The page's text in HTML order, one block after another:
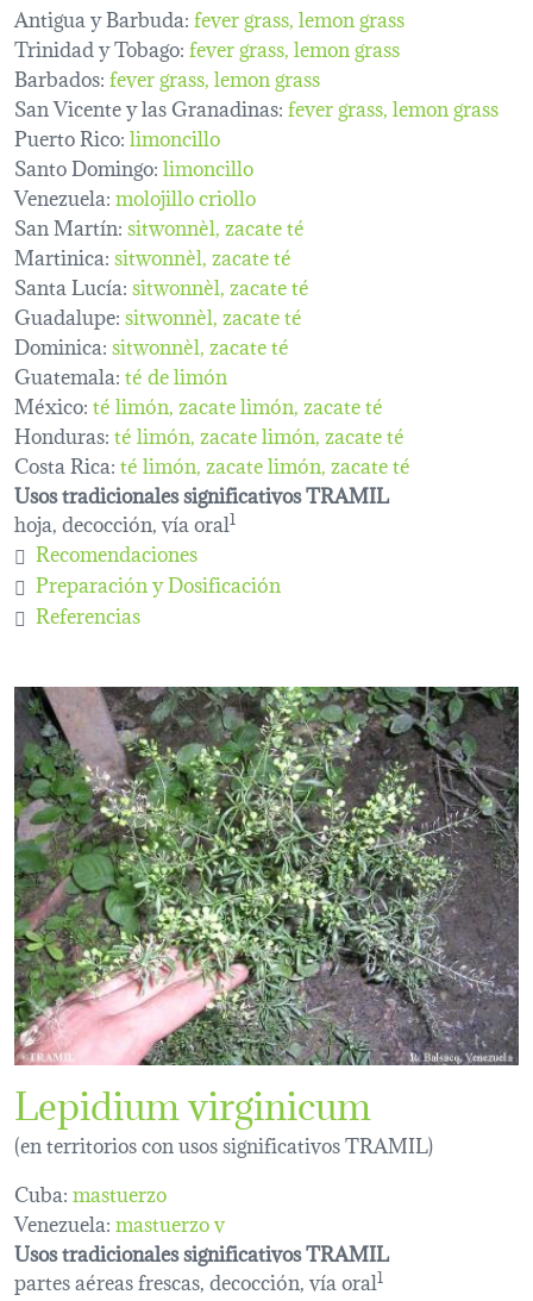
Antigua y Barbuda:fever grass lemon grass
Trinidad y Tobago:fever grass lemon grass
Barbados:fever grass lemon grass
San Vicente y las Granadinas:fever grass lemon grass
Puerto Rico:limoncillo
Santo Domingo:limoncillo
Venezuela:molojillo criollo
San Martín:sitwonnèl zacate té
Martinica:sitwonnèl zacate té
Santa Lucía:sitwonnèl zacate té
Guadalupe:sitwonnèl zacate té
Dominica:sitwonnèl zacate té
Guatemala:té de limón
México:té limón zacate limón zacate té
Honduras:té limón zacate limón zacate té
Costa Rica:té limón zacate limón zacate té
Usos tradicionales significativos TRAMIL
hoja, decocción, vía oral1
Recomendaciones
Preparación y Dosificación
Referencias
Lepidium virginicum
(en territorios con usos significativos TRAMIL)
Cuba:mastuerzo
Venezuela:mastuerzo v
Usos tradicionales significativos TRAMIL
partes aéreas frescas, decocción, vía oral1